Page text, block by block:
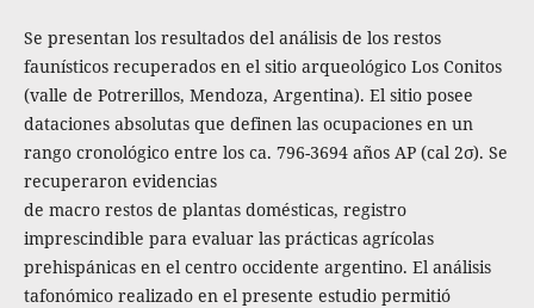
Se presentan los resultados del análisis de los restos
faunísticos recuperados en el sitio arqueológico Los Conitos
(valle de Potrerillos, Mendoza, Argentina). El sitio posee
dataciones absolutas que definen las ocupaciones en un
rango cronológico entre los ca. 796-3694 años AP (cal 2σ). Se
recuperaron evidencias
de macro restos de plantas domésticas, registro
imprescindible para evaluar las prácticas agrícolas
prehispánicas en el centro occidente argentino. El análisis
tafonómico realizado en el presente estudio permitió